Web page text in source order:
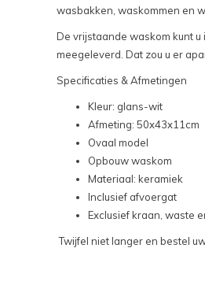
wasbakken, waskommen en
De vrijstaande waskom kunt
meegeleverd. Dat zou u er
Specificaties & Afmetingen
Kleur: glans-wit
Afmeting: 50x43x11cm
Ovaal model
Opbouw waskom
Materiaal: keramiek
Inclusief afvoergat
Exclusief kraan, waste
Twijfel niet langer en bestel